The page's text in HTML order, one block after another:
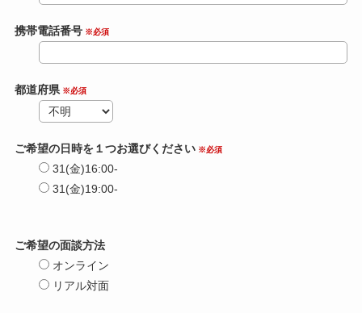
携帯電話番号※必須
都道府県※必須
ご希望の日時を１つお選びください※必須
31(金)16:00-
31(金)19:00-
ご希望の面談方法
オンライン
リアル対面